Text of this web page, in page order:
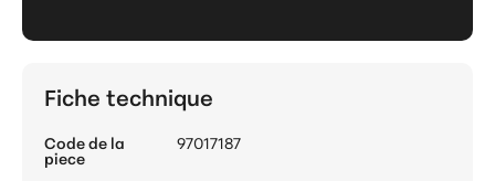
Fiche technique
Code de la
piece
97017187